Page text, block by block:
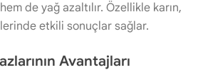
de yağ azaltılır. Özellikle karın,
etkili sonuçlar sağlar.
Avantajları